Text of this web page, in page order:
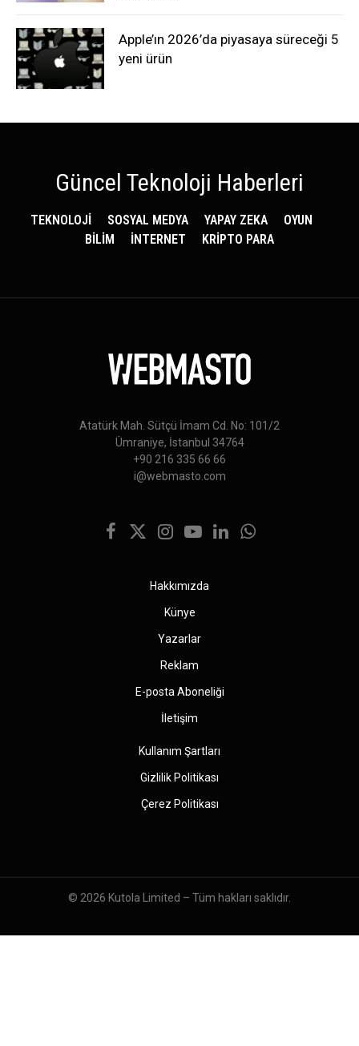
Apple’ın 2026’da piyasaya süreceği 5
yeni ürün
Güncel Teknoloji Haberleri
TEKNOLOJİ SOSYAL MEDYA YAPAY ZEKA
OYUN
BİLİM
İNTERNET KRİPTO PARA
Atatürk Mah. Sütçü İmam Cd. No: 101/2
Ümraniye, İstanbul 34764
+90 216 335 66 66
i@webmasto.com
Facebook
X
Instagram
YouTubeLinkedInWhatsApp
Hakkımızda
Künye
Yazarlar
Reklam
E-posta Aboneliği
İletişim
Kullanım Şartları
Gizlilik Politikası
Çerez Politikası
© 2026 Kutola Limited – Tüm hakları saklıdır.